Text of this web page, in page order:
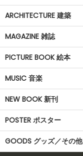
ARCHITECTURE 建築
MAGAZINE 雑誌
PICTURE BOOK 絵本
MUSIC 音楽
NEW BOOK 新刊
POSTER ポスター
GOODS グッズ／その他